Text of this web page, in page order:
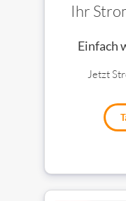
Ihr
Einfach
Jetzt